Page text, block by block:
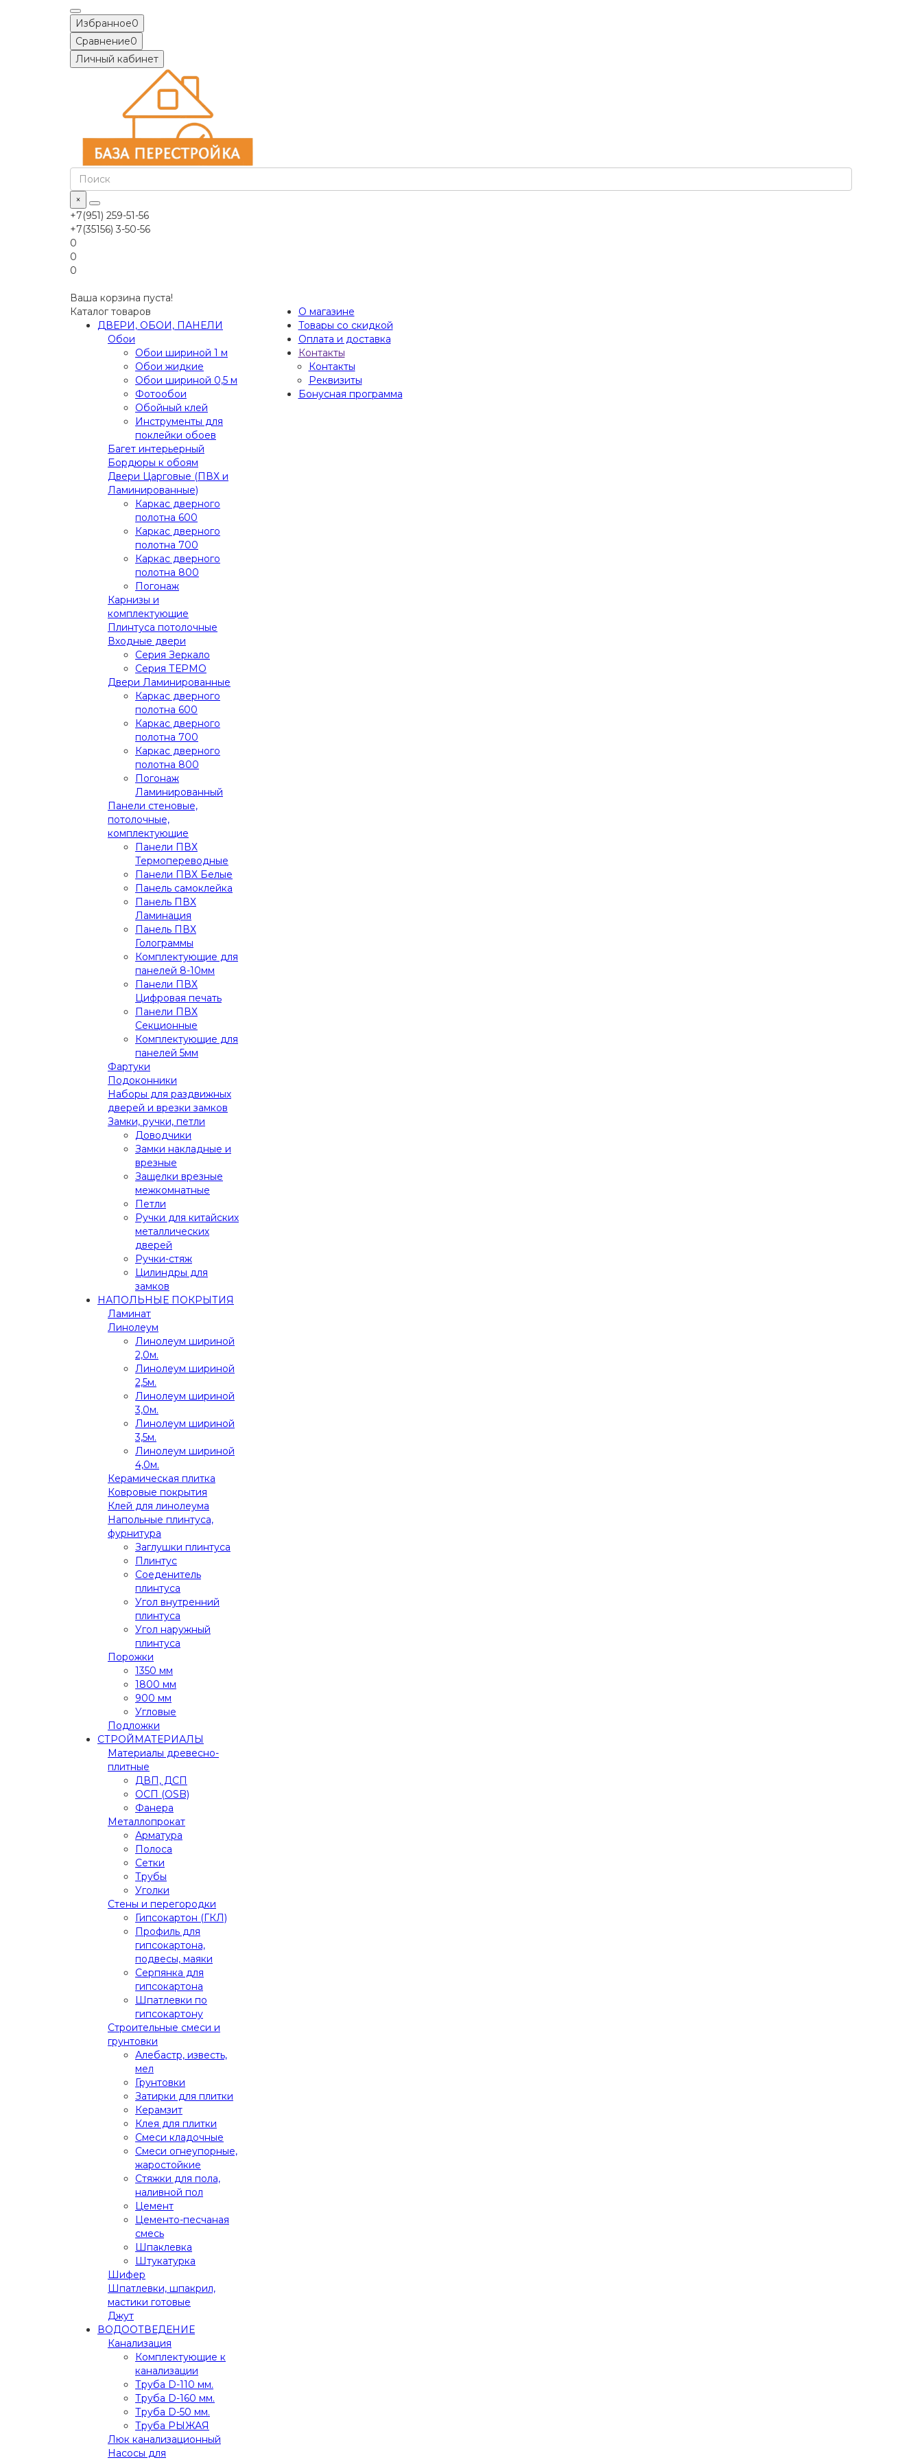
Избранное0
Сравнение0
Личный кабинет
×
+7(951) 259-51-56
+7(35156) 3-50-56
0
0
0
Ваша корзина пуста!
Каталог товаров
ДВЕРИ, ОБОИ, ПАНЕЛИ
Обои
Обои шириной 1 м
Обои жидкие
Обои шириной 0,5 м
Фотообои
Обойный клей
Инструменты для
поклейки обоев
Багет интерьерный
Бордюры к обоям
Двери Царговые (ПВХ и
Ламинированные)
Каркас дверного
полотна 600
Каркас дверного
полотна 700
Каркас дверного
полотна 800
Погонаж
Карнизы и
комплектующие
Плинтуса потолочные
Входные двери
Серия Зеркало
Серия ТЕРМО
Двери Ламинированные
Каркас дверного
полотна 600
Каркас дверного
полотна 700
Каркас дверного
полотна 800
Погонаж
Ламинированный
Панели стеновые,
потолочные,
комплектующие
Панели ПВХ
Термопереводные
Панели ПВХ Белые
Панель самоклейка
Панель ПВХ
Ламинация
Панель ПВХ
Голограммы
Комплектующие для
панелей 8-10мм
Панели ПВХ
Цифровая печать
Панели ПВХ
Секционные
Комплектующие для
панелей 5мм
Фартуки
Подоконники
Наборы для раздвижных
дверей и врезки замков
Замки, ручки, петли
Доводчики
Замки накладные и
врезные
Защелки врезные
межкомнатные
Петли
Ручки для китайских
металлических
дверей
Ручки-стяж
Цилиндры для
замков
НАПОЛЬНЫЕ ПОКРЫТИЯ
Ламинат
Линолеум
Линолеум шириной
2,0м.
Линолеум шириной
2,5м.
Линолеум шириной
3,0м.
Линолеум шириной
3,5м.
Линолеум шириной
4,0м.
Керамическая плитка
Ковровые покрытия
Клей для линолеума
Напольные плинтуса,
фурнитура
Заглушки плинтуса
Плинтус
Соеденитель
плинтуса
Угол внутренний
плинтуса
Угол наружный
плинтуса
Порожки
1350 мм
1800 мм
900 мм
Угловые
Подложки
СТРОЙМАТЕРИАЛЫ
Материалы древесно-
плитные
ДВП, ДСП
ОСП (OSB)
Фанера
Металлопрокат
Арматура
Полоса
Сетки
Трубы
Уголки
Стены и перегородки
Гипсокартон (ГКЛ)
Профиль для
гипсокартона,
подвесы, маяки
Серпянка для
гипсокартона
Шпатлевки по
гипсокартону
Строительные смеси и
грунтовки
Алебастр, известь,
мел
Грунтовки
Затирки для плитки
Керамзит
Клея для плитки
Смеси кладочные
Смеси огнеупорные,
жаростойкие
Стяжки для пола,
наливной пол
Цемент
Цементо-песчаная
смесь
Шпаклевка
Штукатурка
Шифер
Шпатлевки, шпакрил,
мастики готовые
Джут
ВОДООТВЕДЕНИЕ
Канализация
Комплектующие к
канализации
Труба D-110 мм.
Труба D-160 мм.
Труба D-50 мм.
Труба РЫЖАЯ
Люк канализационный
Насосы для
О магазине
Товары со скидкой
Оплата и доставка
Контакты
Контакты
Реквизиты
Бонусная программа